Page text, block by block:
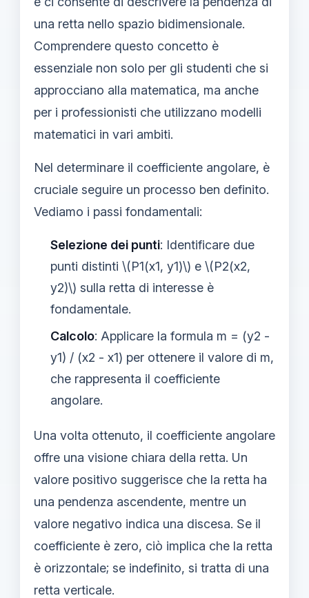
una retta nello spazio bidimensionale.
Comprendere questo concetto è
essenziale non solo per gli studenti che si
approcciano alla matematica, ma anche
per i professionisti che utilizzano modelli
matematici in vari ambiti.
Nel determinare il coefficiente angolare, è
cruciale seguire un processo ben definito.
Vediamo i passi fondamentali:
Selezione dei punti: Identificare due
punti distinti \(P1(x1, y1)\) e \(P2(x2,
y2)\) sulla retta di interesse è
fondamentale.
Calcolo: Applicare la formula m = (y2 -
y1) / (x2 - x1) per ottenere il valore di m,
che rappresenta il coefficiente
angolare.
Una volta ottenuto, il coefficiente angolare
offre una visione chiara della retta. Un
valore positivo suggerisce che la retta ha
una pendenza ascendente, mentre un
valore negativo indica una discesa. Se il
coefficiente è zero, ciò implica che la retta
è orizzontale; se indefinito, si tratta di una
retta verticale.